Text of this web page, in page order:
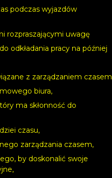
podczas wyjazdów
rozpraszającymi uwagę
odkładania pracy na później
z zarządzaniem
biura,
ma skłonność do
czasu,
zarządzania czasem,
by doskonalić swoje